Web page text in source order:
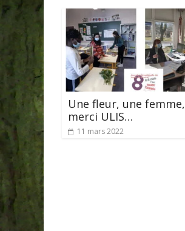
Une fleur, une femme,
merci ULIS…
11 mars 2022